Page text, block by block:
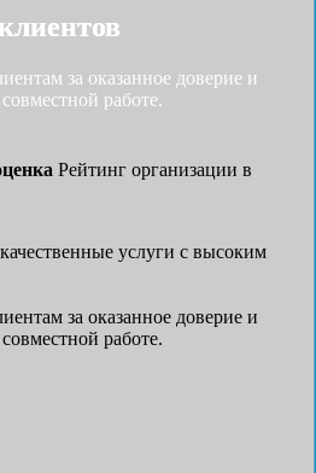
за оказанное доверие и
работе.
Рейтинг организации в
услуги с высоким
за оказанное доверие и
работе.